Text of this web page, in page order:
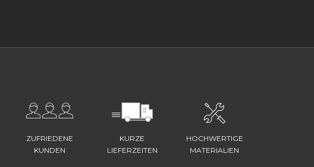
ZUFRIEDENE
KUNDEN
KURZE
LIEFERZEITEN
HOCHWERTIGE
MATERIALIEN